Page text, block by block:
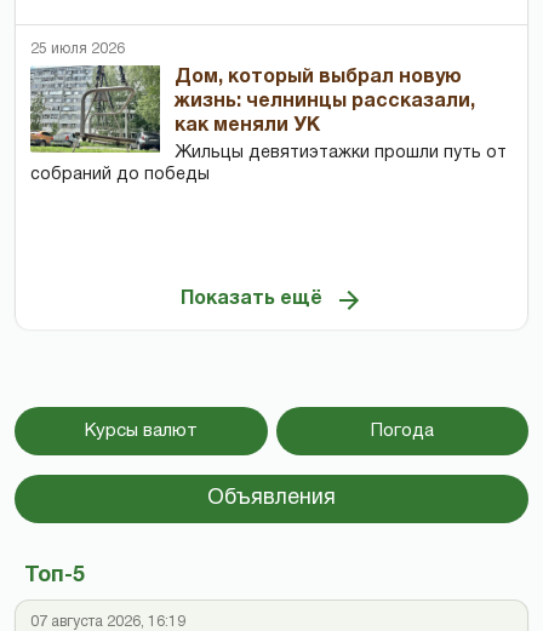
25 июля 2026
Дом, который выбрал новую
жизнь: челнинцы рассказали,
как меняли УК
Жильцы девятиэтажки прошли путь от
собраний до победы
Показать ещё
Курсы валют Погода
Объявления
Топ-5
07 августа 2026, 16:19